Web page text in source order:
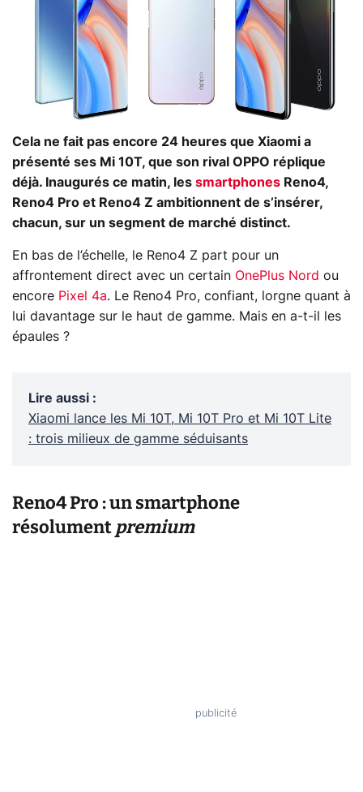
Cela ne fait pas encore 24 heures que Xiaomi a
présenté ses Mi 10T, que son rival OPPO réplique
déjà. Inaugurés ce matin, les smartphones Reno4,
Reno4 Pro et Reno4 Z ambitionnent de s’insérer,
chacun, sur un segment de marché distinct.
En bas de l’échelle, le Reno4 Z part pour un
affrontement direct avec un certain OnePlus Nord ou
encore Pixel 4a. Le Reno4 Pro, confiant, lorgne quant à
lui davantage sur le haut de gamme. Mais en a-t-il les
épaules ?
Lire aussi :
Xiaomi lance les Mi 10T, Mi 10T Pro et Mi 10T Lite
: trois milieux de gamme séduisants
Reno4 Pro : un smartphone
résolument premium